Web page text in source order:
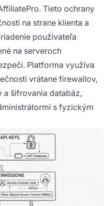
Tieto ochrany
na strane klienta a
používateľa
na serveroch
Platforma využíva
vrátane firewallov,
a šifrovania databáz,
s fyzickým